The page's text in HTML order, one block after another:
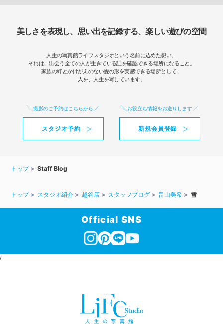
美しさを表現し、思い出を記録する、楽しい遊びの空間
人生の写真館ライフスタジオという名前に込めた想い。
それは、出会う全ての人が生きている証を確認できる場所になること。
家族の絆とかけがえのない愛の形を実感できる場所として、
人を、人生を写しています。
撮影のご予約はこちらから
スタジオ予約
お役立ち情報をお送りします
新規会員登録
トップ Staff Blog
トップ スタジオ紹介 越谷店 スタッフブログ 畠山美希 雪
Official SNS
/